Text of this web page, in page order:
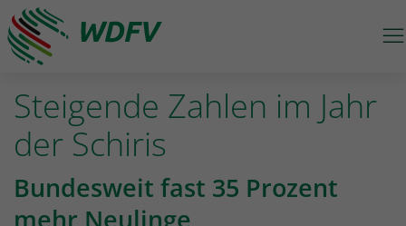
Logo: wdfv führt zur Starseite
Steigende Zahlen im Jahr
der Schiris
Bundesweit fast 35 Prozent
mehr Neulinge